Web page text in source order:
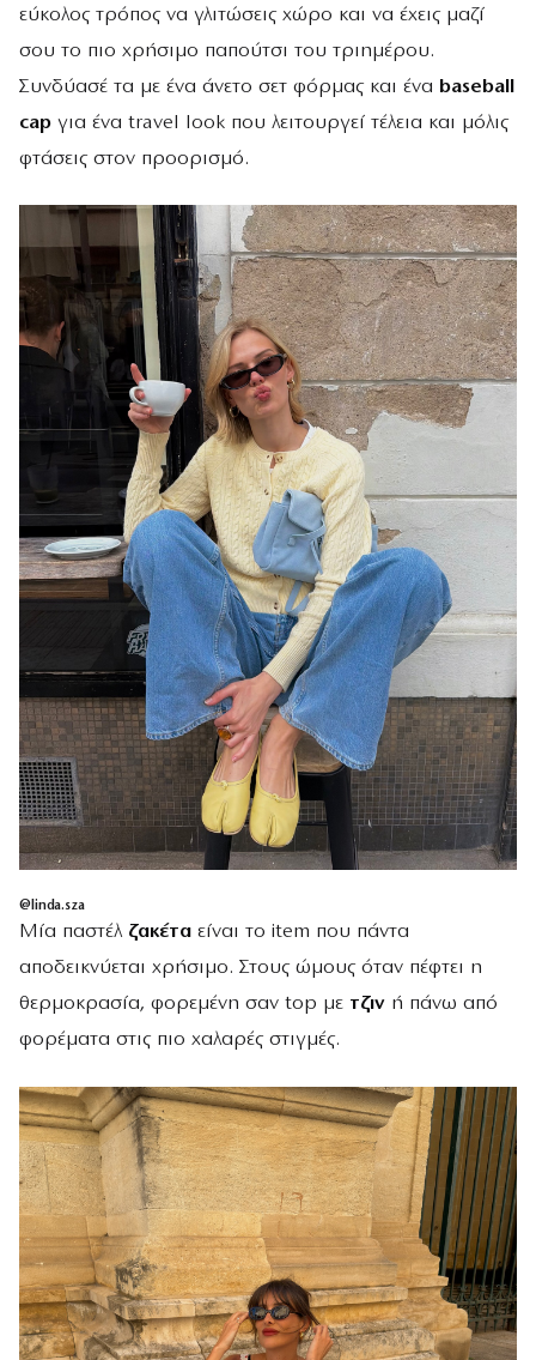
εύκολος τρόπος να γλιτώσεις χώρο και να έχεις μαζί
σου το πιο χρήσιμο παπούτσι του τριημέρου.
Συνδύασέ τα με ένα άνετο σετ φόρμας και ένα baseball
cap για ένα travel look που λειτουργεί τέλεια και μόλις
φτάσεις στον προορισμό.
@linda.sza
Μία παστέλ ζακέτα είναι το item που πάντα
αποδεικνύεται χρήσιμο. Στους ώμους όταν πέφτει η
θερμοκρασία, φορεμένη σαν top με τζιν ή πάνω από
φορέματα στις πιο χαλαρές στιγμές.